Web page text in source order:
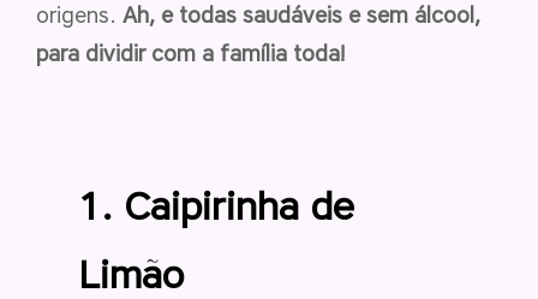
origens. Ah, e todas saudáveis e sem álcool,
para dividir com a família toda!
1. Caipirinha de
Limão